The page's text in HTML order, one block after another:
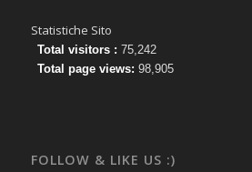
Statistiche Sito
Total visitors : 75,242
Total page views: 98,905
FOLLOW & LIKE US :)